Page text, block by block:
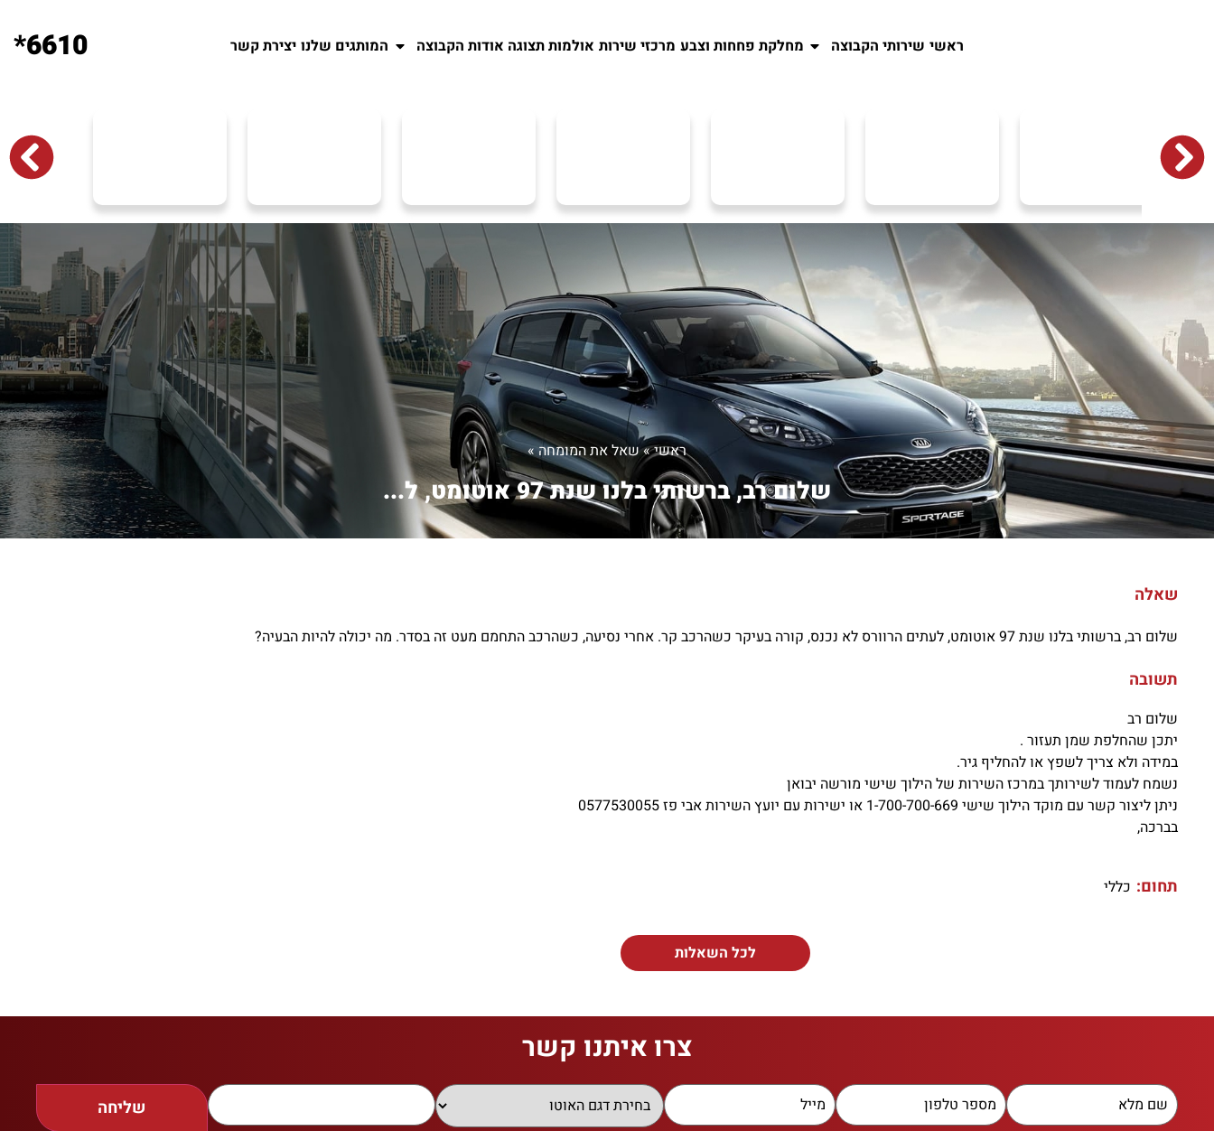
ראשי שירותי הקבוצה מחלקת פחחות וצבע מרכזי שירות אולמות תצוגה אודות הקבוצה המותגים שלנו יצירת קשר 6610*
ראשי»שאל את המומחה»
שלום רב, ברשותי בלנו שנת 97 אוטומט, ל...
שאלה
שלום רב, ברשותי בלנו שנת 97 אוטומט, לעתים הרוורס לא נכנס, קורה בעיקר כשהרכב קר. אחרי נסיעה, כשהרכב התחמם מעט זה בסדר. מה יכולה להיות הבעיה?
תשובה
שלום רב
יתכן שהחלפת שמן תעזור .
במידה ולא צריך לשפץ או להחליף גיר.
נשמח לעמוד לשירותך במרכז השירות של הילוך שישי מורשה יבואן
ניתן ליצור קשר עם מוקד הילוך שישי 1-700-700-669 או ישירות עם יועץ השירות אבי פז 0577530055
בברכה,
תחום: כללי
לכל השאלות
צרו איתנו קשר
שליחה